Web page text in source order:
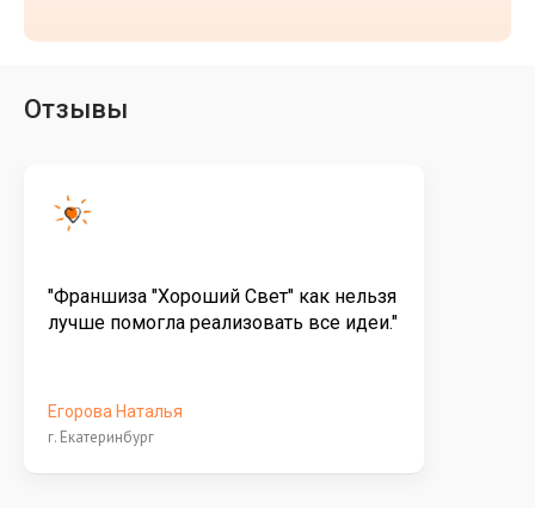
Отзывы
"Франшиза "Хороший Свет" как нельзя
лучше помогла реализовать все идеи."
Егорова Наталья
г. Екатеринбург